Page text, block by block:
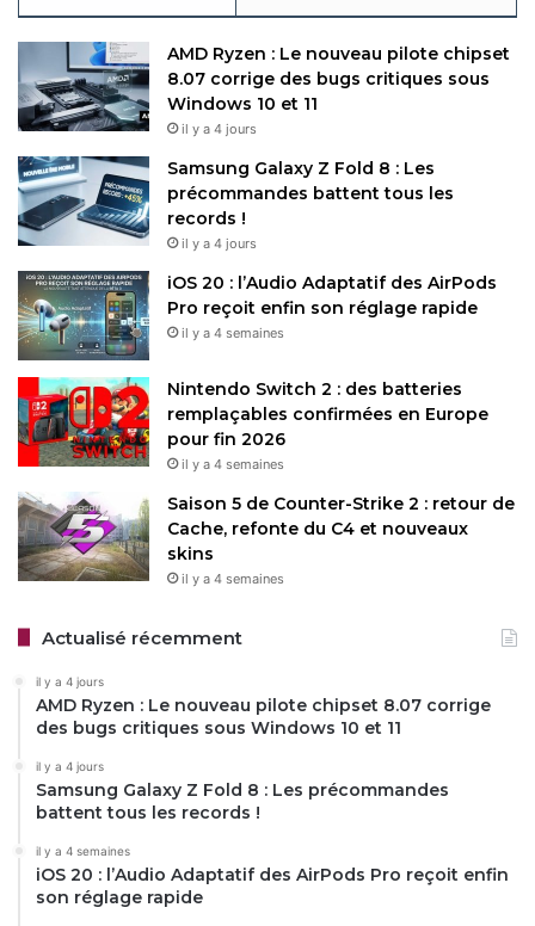
AMD Ryzen : Le nouveau pilote chipset
8.07 corrige des bugs critiques sous
Windows 10 et 11
il y a 4 jours
Samsung Galaxy Z Fold 8 : Les
précommandes battent tous les
records !
il y a 4 jours
iOS 20 : l’Audio Adaptatif des AirPods
Pro reçoit enfin son réglage rapide
il y a 4 semaines
Nintendo Switch 2 : des batteries
remplaçables confirmées en Europe
pour fin 2026
il y a 4 semaines
Saison 5 de Counter-Strike 2 : retour de
Cache, refonte du C4 et nouveaux
skins
il y a 4 semaines
Actualisé récemment
il y a 4 jours
AMD Ryzen : Le nouveau pilote chipset 8.07 corrige
des bugs critiques sous Windows 10 et 11
il y a 4 jours
Samsung Galaxy Z Fold 8 : Les précommandes
battent tous les records !
il y a 4 semaines
iOS 20 : l’Audio Adaptatif des AirPods Pro reçoit enfin
son réglage rapide